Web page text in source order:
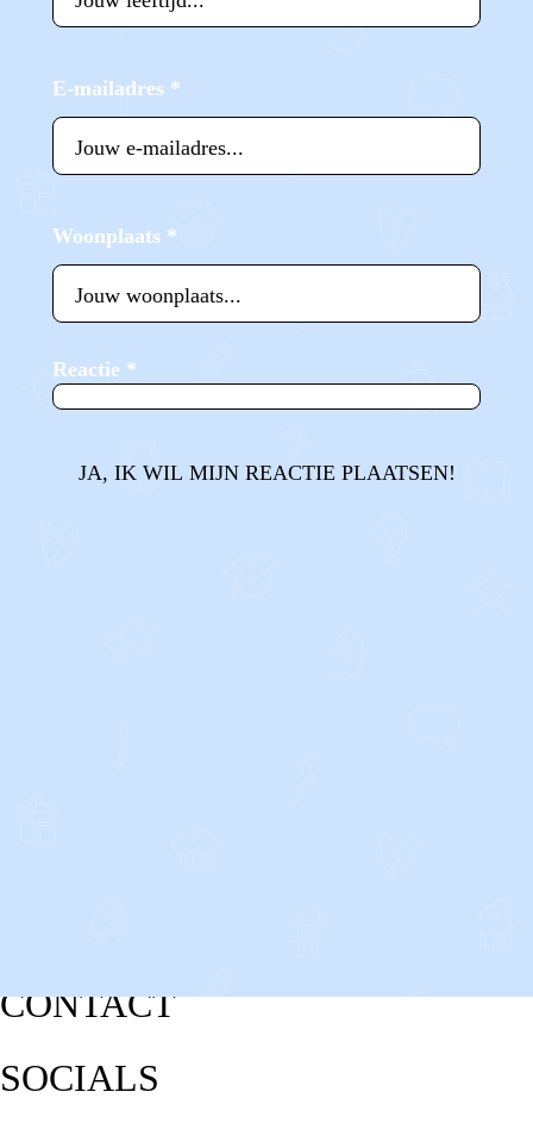
E-mailadres *
Woonplaats *
Reactie *
JA, IK WIL MIJN REACTIE PLAATSEN!
CONTACT
SOCIALS